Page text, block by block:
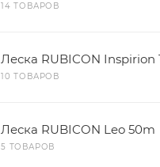
14 ТОВАРОВ
Леска RUBICON Inspirion
10 ТОВАРОВ
Леска RUBICON Leo 50m
5 ТОВАРОВ